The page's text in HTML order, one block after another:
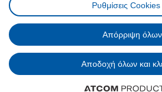
Ρυθμίσεις cookiesΌροι
Γενική Πολιτική
Πολιτική Προσωπικών
Κώδικας Καταναλωτικής
© Inter-IKEA Systems B.V.
Ρυθμίσεις Cookies
Απόρριψη όλων
Αποδοχή όλων και